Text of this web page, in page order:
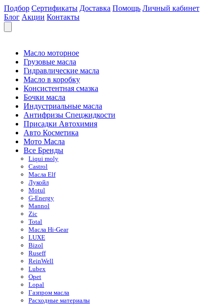
Подбор Сертификаты Доставка Помощь Личный кабинет
Блог Акции Контакты
Масло моторное
Грузовые масла
Гидравлические масла
Масло в коробку
Консистентная смазка
Бочки масла
Индустриальные масла
Антифризы Спецжидкости
Присадки Автохимия
Авто Косметика
Мото Масла
Все Бренды
Liqui moly
Castrol
Масла Elf
Лукойл
Motul
G-Energy
Mannol
Zic
Total
Масла Hi-Gear
LUXE
Bizol
Ruseff
ReinWell
Lubex
Opet
Lopal
Газпром масла
Расходные материалы